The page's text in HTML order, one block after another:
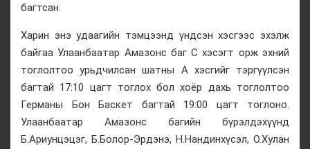
багтсан.
Харин энэ удаагийн тэмцээнд үндсэн хэсгээс эхэлж
байгаа Улаанбаатар Амазонс баг С хэсэгт орж эхний
тоглолтоо урьдчилсан шатны А хэсгийг тэргүүлсэн
багтай 17:10 цагт тоглох бол хоёр дахь тоглолтоо
Германы Бон Баскет багтай 19:00 цагт тоглоно.
Улаанбаатар Амазонс багийн бүрэлдэхүүнд
Б.Ариунцэцэг, Б.Болор-Эрдэнэ, Н.Нандинхүсэл, О.Хулан